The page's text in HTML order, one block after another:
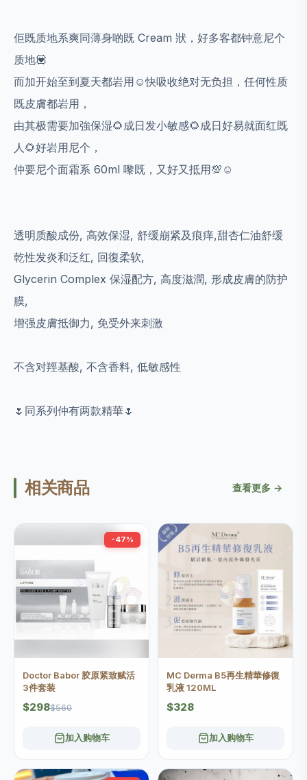
佢既质地系爽同薄身啲既 Cream 狀，好多客都钟意尼个
质地💟
而加开始至到夏天都岩用☺快吸收绝对无负担，任何性质
既皮膚都岩用，
由其极需要加強保湿🌻成日发小敏感🌻成日好易就面红既
人🌻好岩用尼个，
仲要尼个面霜系 60ml 嚟既，又好又抵用💯☺
透明质酸成份, 高效保湿, 舒缓崩紧及痕痒,甜杏仁油舒缓
乾性发炎和泛红, 回復柔软,
Glycerin Complex 保湿配方, 高度滋潤, 形成皮膚的防护
膜,
增强皮膚抵御力, 免受外来刺激
不含对羥基酸, 不含香料, 低敏感性
🌷同系列仲有两款精華🌷
相关商品 查看更多 →
-47%
Doctor Babor 胶原紧致赋活
3件套装
$298$560
加入购物车
MC Derma B5再生精華修復
乳液 120ML
$328
加入购物车